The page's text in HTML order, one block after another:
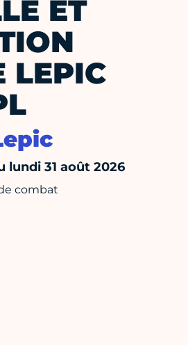
ET
LEPIC
lundi 31 août 2026
combat